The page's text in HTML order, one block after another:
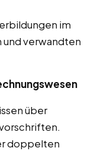
im
und verwandten
über
doppelten